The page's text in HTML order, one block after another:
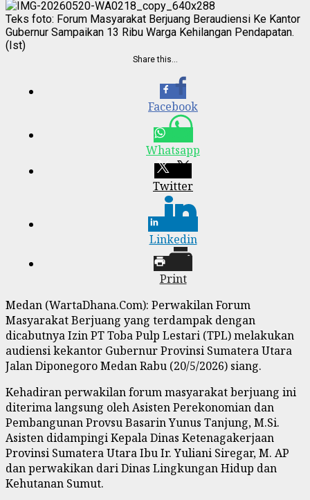
Teks foto: Forum Masyarakat Berjuang Beraudiensi Ke Kantor
Gubernur Sampaikan 13 Ribu Warga Kehilangan Pendapatan.
(Ist)
Share this…
Facebook
Whatsapp
Twitter
Linkedin
Print
Medan (WartaDhana.Com): Perwakilan Forum
Masyarakat Berjuang yang terdampak dengan
dicabutnya Izin PT Toba Pulp Lestari (TPL) melakukan
audiensi kekantor Gubernur Provinsi Sumatera Utara
Jalan Diponegoro Medan Rabu (20/5/2026) siang.
Kehadiran perwakilan forum masyarakat berjuang ini
diterima langsung oleh Asisten Perekonomian dan
Pembangunan Provsu Basarin Yunus Tanjung, M.Si.
Asisten didampingi Kepala Dinas Ketenagakerjaan
Provinsi Sumatera Utara Ibu Ir. Yuliani Siregar, M. AP
dan perwakikan dari Dinas Lingkungan Hidup dan
Kehutanan Sumut.